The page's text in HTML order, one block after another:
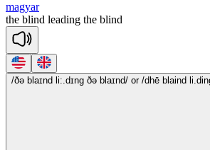
magyar
the blind leading the blind
/ðə blaɪnd li:.dɪng ðə blaɪnd/ or /dhē blaind